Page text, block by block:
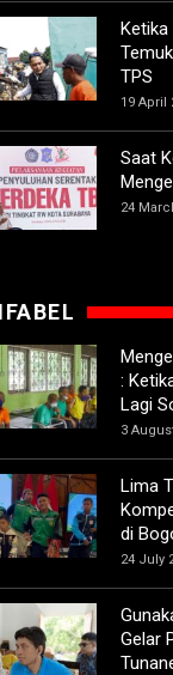
Ketika
TPS
19 April
Saat
24
:
Lagi
3
Lima
di
24 July
Gelar